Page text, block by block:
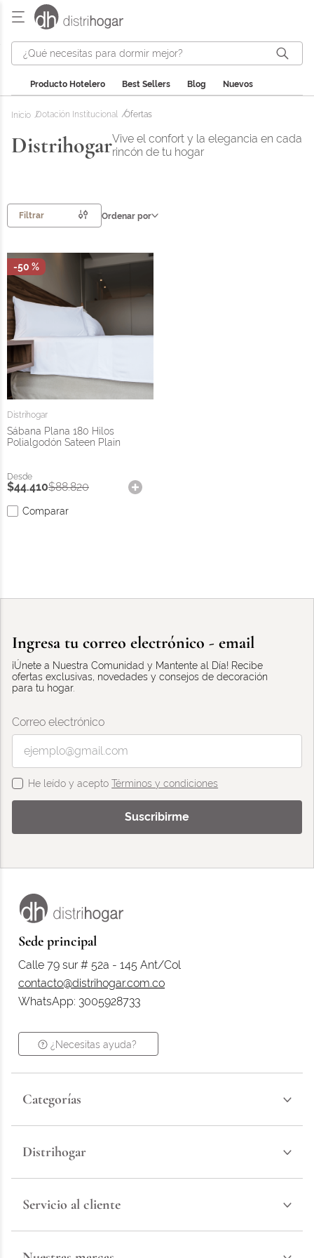
¿Qué necesitas para dormir mejor?
Producto Hotelero Best Sellers Blog Nuevos
Dotación Institucional Ofertas
DistrihogarVive el confort y la elegancia en cada
rincón de tu hogar
Filtrar Ordenar por
-50 %
Distrihogar
Sábana Plana 180 Hilos
Polialgodón Sateen Plain
$44.410$88.820
Comparar
Ingresa tu correo electrónico - email
¡Únete a Nuestra Comunidad y Mantente al Día! Recibe
ofertas exclusivas, novedades y consejos de decoración
para tu hogar.
Correo electrónico
He leído y aceptoTérminos y condiciones
Suscribirme
Sede principal
Calle 79 sur # 52a - 145 Ant/Col
contacto@distrihogar.com.co
WhatsApp: 3005928733
¿Necesitas ayuda?
Categorías
Distrihogar
Servicio al cliente